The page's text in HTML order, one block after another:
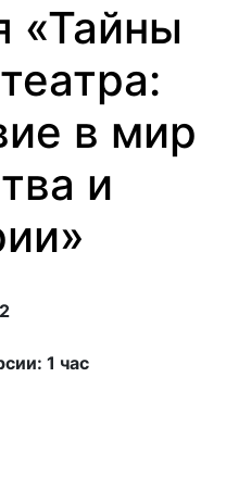
«Тайны
в мир
и
1 час